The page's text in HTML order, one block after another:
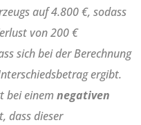
auf 4.800 €, sodass
von 200 €
sich bei der Berechnung
ergibt.
bei einem negativen
dass dieser